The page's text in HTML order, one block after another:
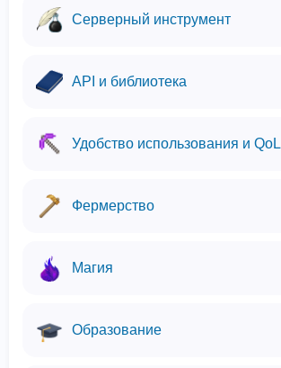
Серверный инструмент
API и библиотека
Удобство использования и QoL
Фермерство
Магия
Образование